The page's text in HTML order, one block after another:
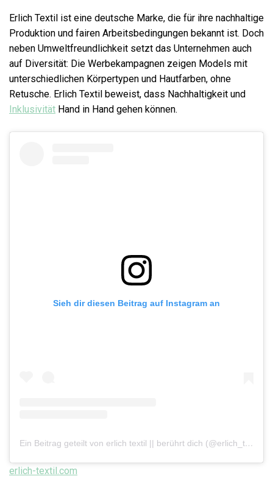
Erlich Textil ist eine deutsche Marke, die für ihre nachhaltige
Produktion und fairen Arbeitsbedingungen bekannt ist. Doch
neben Umweltfreundlichkeit setzt das Unternehmen auch
auf Diversität: Die Werbekampagnen zeigen Models mit
unterschiedlichen Körpertypen und Hautfarben, ohne
Retusche. Erlich Textil beweist, dass Nachhaltigkeit und
Inklusivität Hand in Hand gehen können.
Sieh dir diesen Beitrag auf Instagram an
Ein Beitrag geteilt von erlich textil || berührt dich (@erlich_textil)
erlich-textil.com